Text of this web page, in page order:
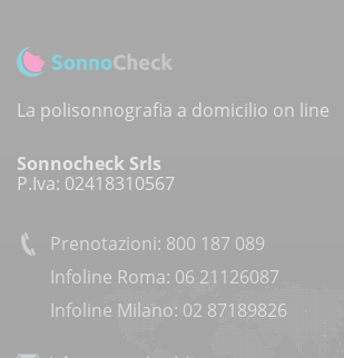
La polisonnografia a domicilio on line
Sonnocheck Srls
P.Iva: 02418310567
Prenotazioni: 800 187 089
Infoline Roma: 06 21126087
Infoline Milano: 02 87189826